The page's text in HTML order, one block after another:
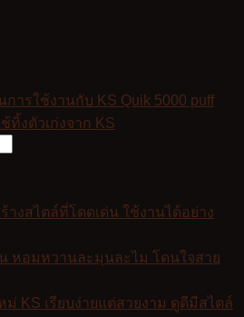
ารใช้งานกับ KS Quik 5000 puff
ทิ้งตัวเก่งจาก KS
างสไตล์ที่โดดเด่น ใช้งานได้อย่าง
หอมหวานละมุนละไม โดนใจสาย
ม่ KS เรียบง่ายแต่สวยงาม ดูดีมีสไตล์